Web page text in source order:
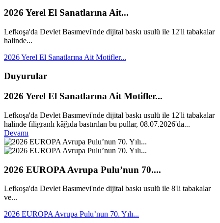
2026 Yerel El Sanatlarına Ait...
Lefkoşa'da Devlet Basımevi'nde dijital baskı usulü ile 12'li tabakalar
halinde...
2026 Yerel El Sanatlarına Ait Motifler...
Duyurular
2026 Yerel El Sanatlarına Ait Motifler...
Lefkoşa'da Devlet Basımevi'nde dijital baskı usulü ile 12'li tabakalar
halinde filigranlı kâğıda bastırılan bu pullar, 08.07.2026'da...
Devamı
2026 EUROPA Avrupa Pulu’nun 70....
Lefkoşa'da Devlet Basımevi'nde dijital baskı usulü ile 8'li tabakalar
ve...
2026 EUROPA Avrupa Pulu’nun 70. Yılı...